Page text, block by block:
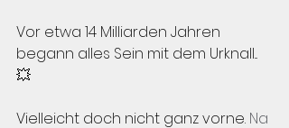
Vor etwa 14 Milliarden Jahren
begann alles Sein mit dem Urknall...
💥
Vielleicht doch nicht ganz vorne. Na